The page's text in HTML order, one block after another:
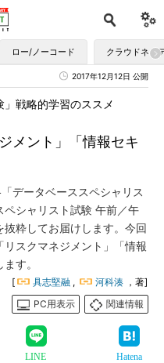
ロー/ノーコード クラウドネイ
2017年12月12日 公開
メント」「情報セキ
」戦略的学習のススメ
データベーススペシャリス
ペシャリスト試験 午前／午
粋してお届けします。今回
スクマネジメント」「情報
す。
[ 具志堅融 , 河科湊 ，著]
PC用表示
関連情報
LINE Hatena